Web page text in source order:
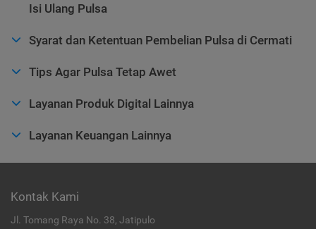
Isi Ulang Pulsa
Syarat dan Ketentuan Pembelian Pulsa di Cermati
Tips Agar Pulsa Tetap Awet
Layanan Produk Digital Lainnya
Layanan Keuangan Lainnya
Kontak Kami
Jl. Tomang Raya No. 38, Jatipulo